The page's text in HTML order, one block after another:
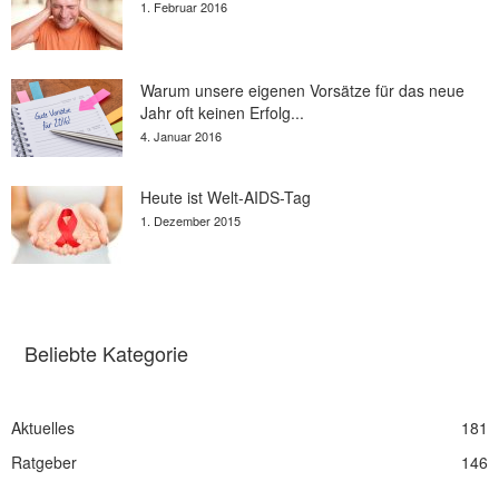
1. Februar 2016
Warum unsere eigenen Vorsätze für das neue
Jahr oft keinen Erfolg...
4. Januar 2016
Heute ist Welt-AIDS-Tag
1. Dezember 2015
Beliebte Kategorie
Aktuelles
181
Ratgeber
146